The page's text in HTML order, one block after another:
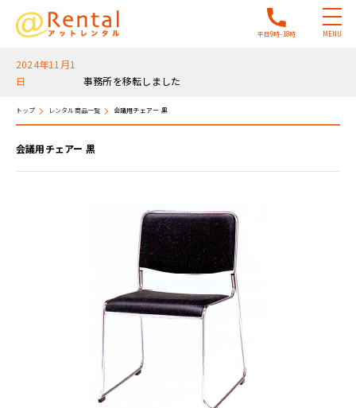
平日9時-18時 MENU
日
2025年12月28日～2026年1月5日は年末年始休暇
2024年11月1
日
事務所を移転しました
トップ レンタル商品一覧 会議用チェアー 黒
会議用チェアー 黒